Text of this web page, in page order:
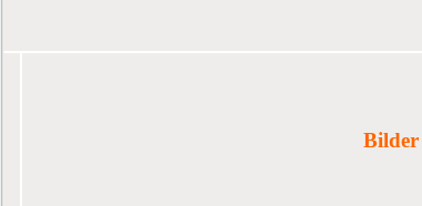
Bilder